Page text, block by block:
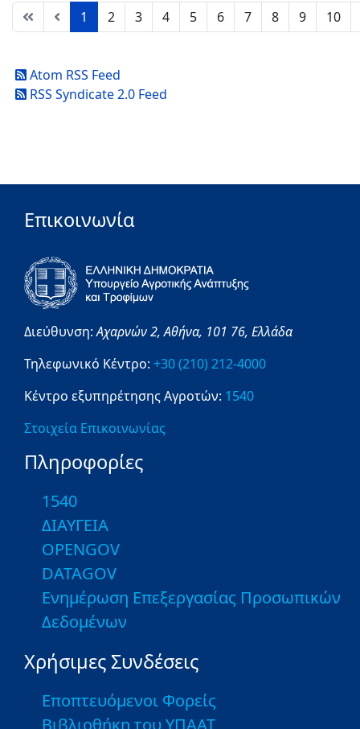
1 2 3 4 5 6 7 8 9 10
Atom RSS Feed
RSS Syndicate 2.0 Feed
Επικοινωνία
Διεύθυνση:Αχαρνών 2,Αθήνα, 101 76, Ελλάδα
Τηλεφωνικό Κέντρο: +30 (210) 212-4000
Κέντρο εξυπηρέτησης Αγροτών: 1540
Στοιχεία Επικοινωνίας
Πληροφορίες
1540
ΔΙΑΥΓΕΙΑ
OPENGOV
DATAGOV
Ενημέρωση Επεξεργασίας Προσωπικών
Δεδομένων
Χρήσιμες Συνδέσεις
Εποπτευόμενοι Φορείς
Βιβλιοθήκη του ΥΠΑΑΤ